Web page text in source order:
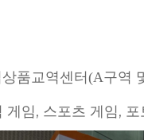
품교역센터(A구역
게임, 스포츠 게임, 포